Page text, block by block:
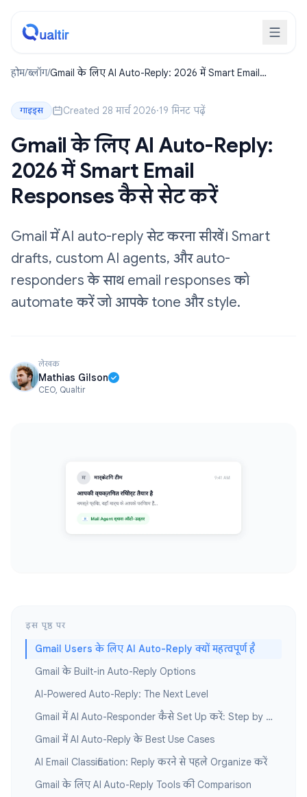
होम/ब्लॉग/Gmail के लिए AI Auto-Reply: 2026 में Smart Email
गाइड्स Created 28 मार्च 2026·19 मिनट पढ़ें
Gmail के लिए AI Auto-Reply:
2026 में Smart Email
Responses कैसे सेट करें
Gmail में AI auto-reply सेट करना सीखें। Smart
drafts, custom AI agents, और auto-
responders के साथ email responses को
automate करें जो आपके tone और style.
लेखक
Mathias Gilson
CEO, Qualtir
इस पृष्ठ पर
Gmail Users के लिए AI Auto-Reply क्यों महत्वपूर्ण है
Gmail के Built-in Auto-Reply Options
AI-Powered Auto-Reply: The Next Level
Gmail में AI Auto-Responder कैसे Set Up करें: Step by Step
Gmail में AI Auto-Reply के Best Use Cases
AI Email Classification: Reply करने से पहले Organize करें
Gmail के लिए AI Auto-Reply Tools की Comparison